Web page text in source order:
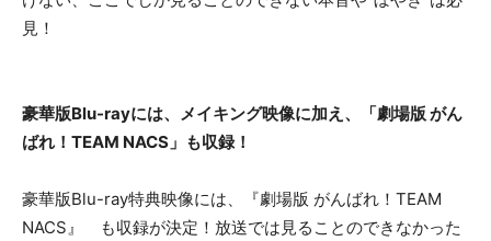
見！
豪華版Blu-rayには、メイキング映像に加え、「劇場版 がん
ばれ！TEAM NACS」も収録！
豪華版Blu-ray特典映像には、『劇場版 がんばれ！TEAM
NACS』 も収録が決定！放送では見ることのできなかった